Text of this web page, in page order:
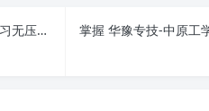
新思考cqpx http://cqpx.cersp.com/ 课程学习无压力！教你高效刷题技巧